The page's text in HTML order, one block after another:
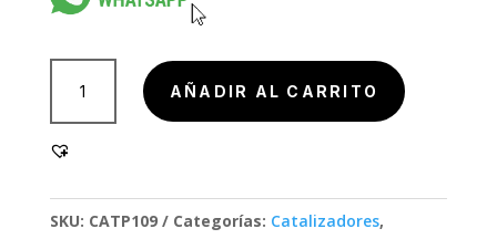
cantidad
AÑADIR AL CARRITO
SKU: CATP109 Categorías: Catalizadores,